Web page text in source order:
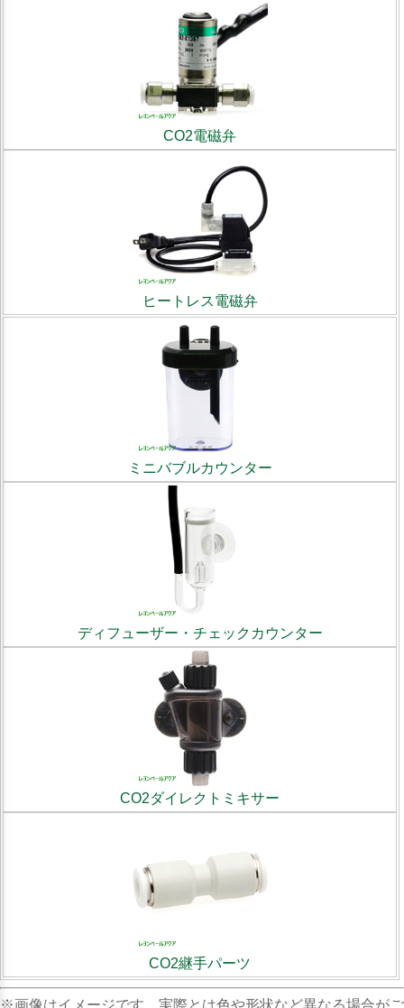
CO2電磁弁
ヒートレス電磁弁
ミニバブルカウンター
ディフューザー・チェックカウンター
CO2ダイレクトミキサー
CO2継手パーツ